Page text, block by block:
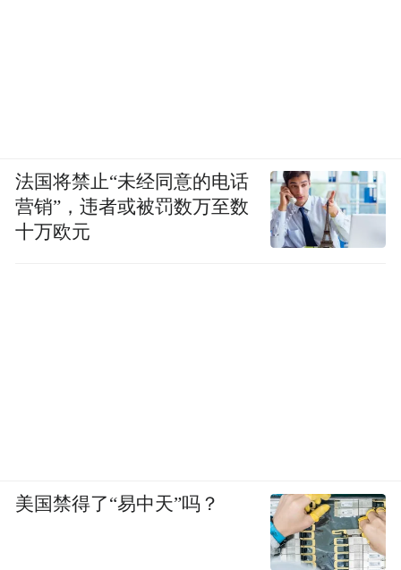
法国将禁止“未经同意的电话
营销”，违者或被罚数万至数
十万欧元
美国禁得了“易中天”吗？